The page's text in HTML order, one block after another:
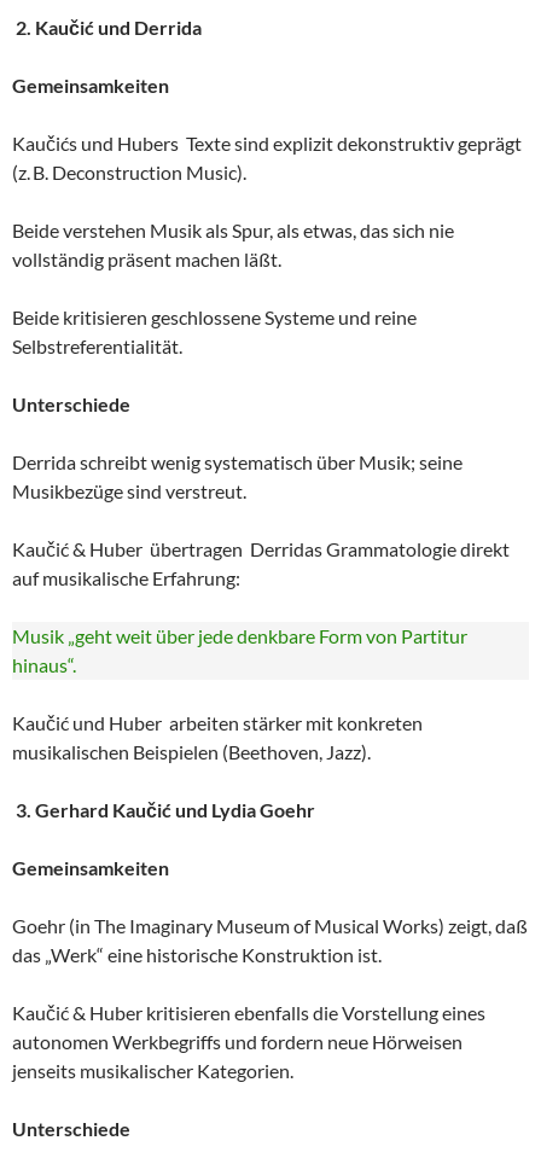
2. Kaučić und Derrida
Gemeinsamkeiten
Kaučićs und Hubers Texte sind explizit dekonstruktiv geprägt
(z. B. Deconstruction Music).
Beide verstehen Musik als Spur, als etwas, das sich nie
vollständig präsent machen läßt.
Beide kritisieren geschlossene Systeme und reine
Selbstreferentialität.
Unterschiede
Derrida schreibt wenig systematisch über Musik; seine
Musikbezüge sind verstreut.
Kaučić & Huber übertragen Derridas Grammatologie direkt
auf musikalische Erfahrung:
Musik „geht weit über jede denkbare Form von Partitur
hinaus“.
Kaučić und Huber arbeiten stärker mit konkreten
musikalischen Beispielen (Beethoven, Jazz).
3. Gerhard Kaučić und Lydia Goehr
Gemeinsamkeiten
Goehr (in The Imaginary Museum of Musical Works) zeigt, daß
das „Werk“ eine historische Konstruktion ist.
Kaučić & Huber kritisieren ebenfalls die Vorstellung eines
autonomen Werkbegriffs und fordern neue Hörweisen
jenseits musikalischer Kategorien.
Unterschiede